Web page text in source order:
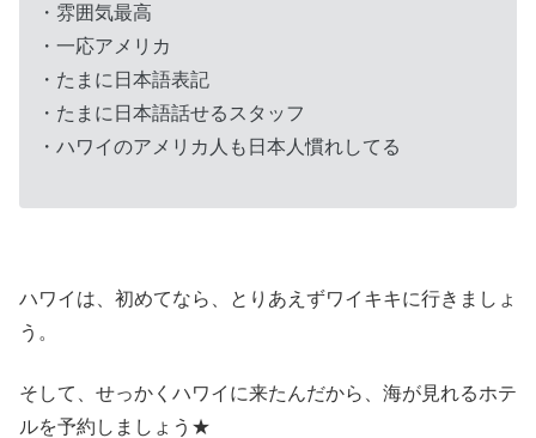
・雰囲気最高
・一応アメリカ
・たまに日本語表記
・たまに日本語話せるスタッフ
・ハワイのアメリカ人も日本人慣れしてる
ハワイは、初めてなら、とりあえずワイキキに行きましょ
う。
そして、せっかくハワイに来たんだから、海が見れるホテ
ルを予約しましょう★